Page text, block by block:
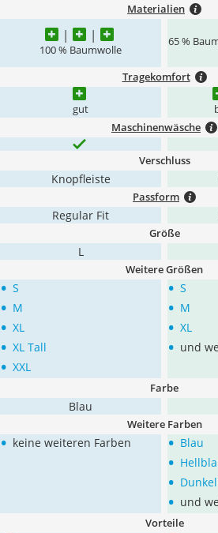
Materialien
100 % Baumwolle
65 %
Tragekomfort
gut
Maschinenwäsche
Verschluss
Knopfleiste
Passform
Regular Fit
Größe
L
Weitere Größen
• S
• M
• XL
• XL Tall
• XXL
• S
• M
• XL
• und
Farbe
Blau
Weitere Farben
• keine weiteren Farben • Blau
•
•
• und
Vorteile